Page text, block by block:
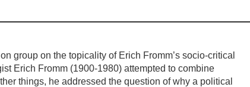
group on the topicality of Erich Fromm’s socio-critical
Erich Fromm (1900-1980) attempted to combine
things, he addressed the question of why a political